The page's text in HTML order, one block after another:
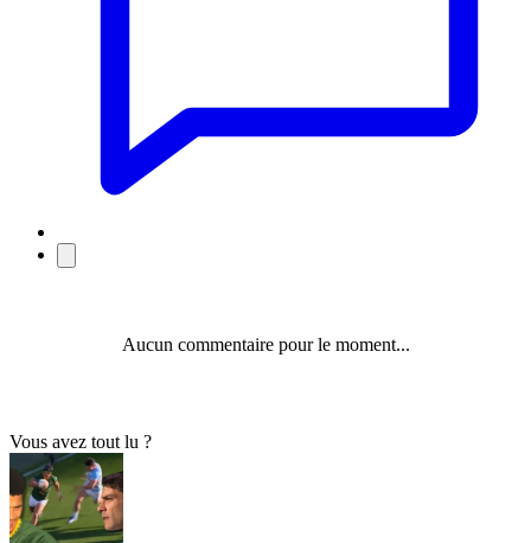
Aucun commentaire pour le moment...
Vous avez tout lu ?